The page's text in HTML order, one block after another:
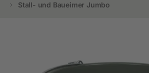
Stall- und Baueimer Jumbo